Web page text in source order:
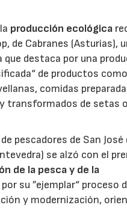
producción ecológica
de Cabranes (Asturias),
que destaca por una
de productos como
comidas
transformados de setas o
pescadores de San José
se alzó con el
de la pesca y de la
por su ”ejemplar“ proceso
y modernización,